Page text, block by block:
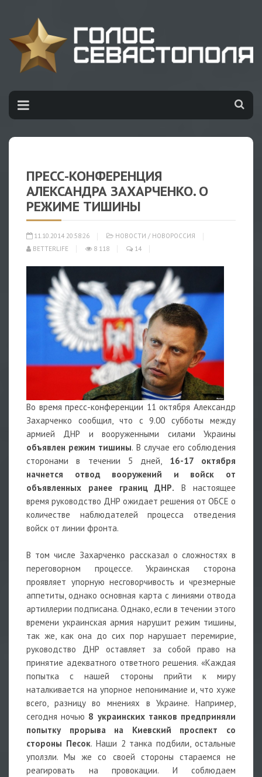
ПРЕСС-КОНФЕРЕНЦИЯ
АЛЕКСАНДРА ЗАХАРЧЕНКО. О
РЕЖИМЕ ТИШИНЫ
11.10.2014 20:58:26 НОВОСТИ / НОВОРОССИЯ
BETTERLIFE
8 118 14
Во время пресс-конференции 11 октября Александр
Захарченко сообщил, что с 9.00 субботы между
армией ДНР и вооруженными силами Украины
объявлен режим тишины. В случае его соблюдения
сторонами в течении 5 дней, 16-17 октября
начнется отвод вооружений и войск от
объявленных ранее границ ДНР. В настоящее
время руководство ДНР ожидает решения от ОБСЕ о
количестве наблюдателей процесса отведения
войск от линии фронта.
В том числе Захарченко рассказал о сложностях в
переговорном процессе. Украинская сторона
проявляет упорную несговорчивость и чрезмерные
аппетиты, однако основная карта с линиями отвода
артиллерии подписана. Однако, если в течении этого
времени украинская армия нарушит режим тишины,
так же, как она до сих пор нарушает перемирие,
руководство ДНР оставляет за собой право на
принятие адекватного ответного решения. «Каждая
попытка с нашей стороны прийти к миру
наталкивается на упорное непонимание и, что хуже
всего, разницу во мнениях в Украине. Например,
сегодня ночью 8 украинских танков предприняли
попытку прорыва на Киевский проспект со
стороны Песок. Наши 2 танка подбили, остальные
уползли. Мы же со своей стороны стараемся не
реагировать на провокации. И соблюдаем